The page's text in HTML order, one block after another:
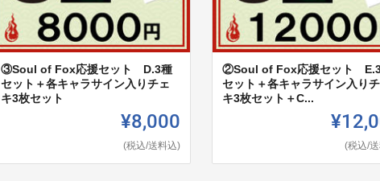
③Soul of Fox応援セット D.3種
セット＋各キャラサイン入りチェ
キ3枚セット
¥8,000
(税込/送料込)
②Soul of Fox応援セット
セット＋各キャラサイン入り
キ3枚セット＋C...
(税込/